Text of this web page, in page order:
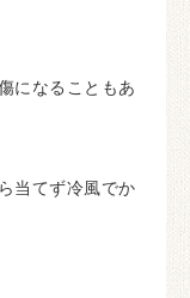
になることもあ
当てず冷風でか